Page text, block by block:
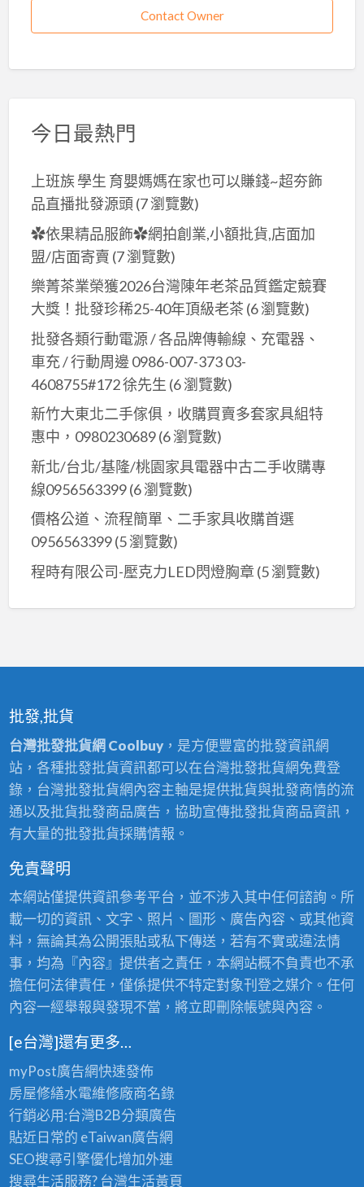
Contact Owner
今日最熱門
上班族 學生 育嬰媽媽在家也可以賺錢~超夯飾
品直播批發源頭(7 瀏覽數)
✿依果精品服飾✿網拍創業,小額批貨,店面加
盟/店面寄賣 (7 瀏覽數)
樂菁茶業榮獲2026台灣陳年老茶品質鑑定競賽
大獎！批發珍稀25-40年頂級老茶 (6 瀏覽數)
批發各類行動電源 / 各品牌傳輸線、充電器、
車充 / 行動周邊 0986-007-373 03-
4608755#172 徐先生 (6 瀏覽數)
新竹大東北二手傢俱，收購買賣多套家具組特
惠中，0980230689(6 瀏覽數)
新北/台北/基隆/桃園家具電器中古二手收購專
線0956563399(6 瀏覽數)
價格公道、流程簡單、二手家具收購首選
0956563399(5 瀏覽數)
程時有限公司-壓克力LED閃燈胸章(5 瀏覽數)
批發,批貨
台灣批發批貨網 Coolbuy，是方便豐富的批發資訊網
站，各種批發批貨資訊都可以在台灣批發批貨網免費登
錄，台灣批發批貨網內容主軸是提供批貨與批發商情的流
通以及批貨批發商品廣告，協助宣傳批發批貨商品資訊，
有大量的批發批貨採購情報。
免責聲明
本網站僅提供資訊參考平台，並不涉入其中任何諮詢。所
載一切的資訊、文字、照片、圖形、廣告內容、或其他資
料，無論其為公開張貼或私下傳送，若有不實或違法情
事，均為『內容』提供者之責任，本網站概不負責也不承
擔任何法律責任，僅係提供不特定對象刊登之媒介。任何
內容一經舉報與發現不當，將立即刪除帳號與內容。
[e台灣]還有更多…
myPost廣告網快速發佈
房屋修繕水電維修廠商名錄
行銷必用:台灣B2B分類廣告
貼近日常的 eTaiwan廣告網
SEO搜尋引擎優化增加外連
搜尋生活服務? 台灣生活黃頁